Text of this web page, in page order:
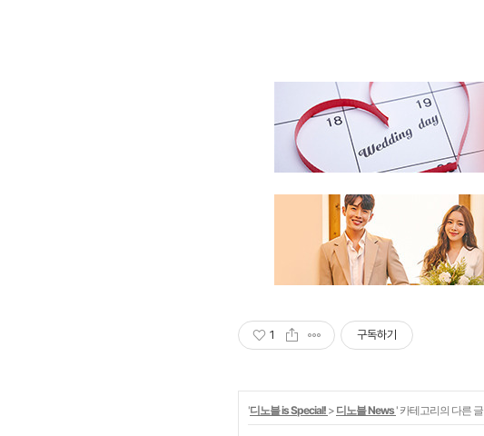
1 구독하기
'디노블 is Special! > 디노블 News' 카테고리의 다른 글